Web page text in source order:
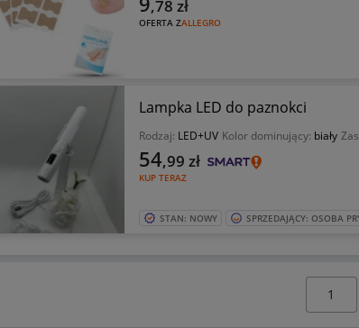
OFERTA ZALLEGRO
,78 zł
Lampka LED do paznokci
Rodzaj: LED+UV Kolor dominujący: biały
KUP TERAZ
54,99 zł
STAN: NOWY SPRZEDAJĄCY: OSOBA